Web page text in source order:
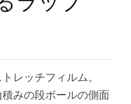
レッチフィルム。
みの段ボールの側面